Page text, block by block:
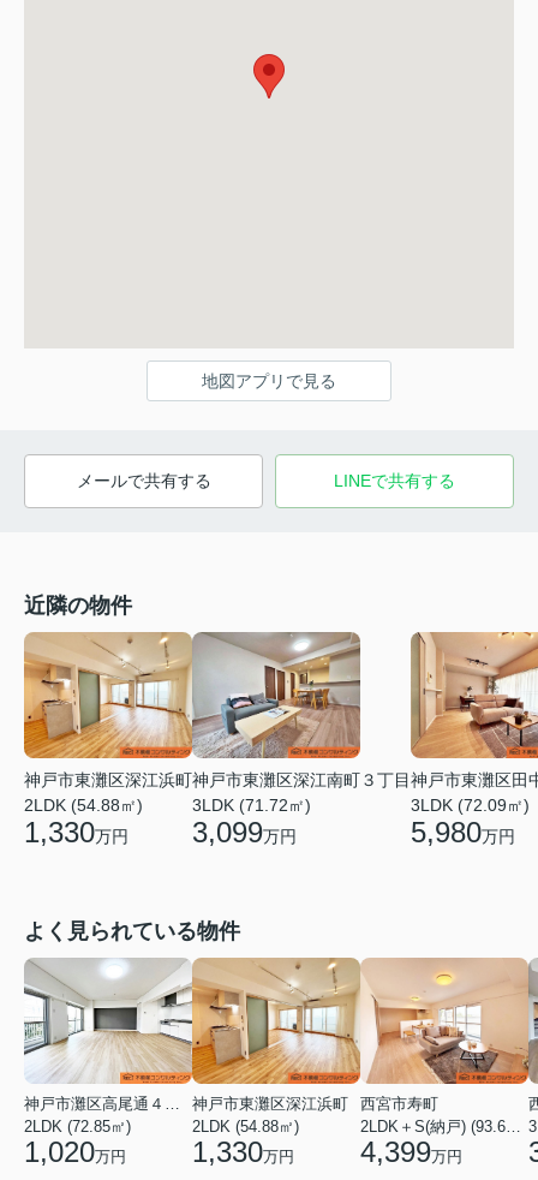
地図アプリで見る
メールで共有する LINEで共有する
近隣の物件
神戸市東灘区深江浜町
2LDK (54.88㎡)
1,330万円
神戸市東灘区深江南町３丁目
3LDK (71.72㎡)
3,099万円
神戸市東灘区田
3LDK (72.09㎡)
5,980万円
よく見られている物件
神戸市灘区高尾通４丁目
2LDK (72.85㎡)
1,020万円
神戸市東灘区深江浜町
2LDK (54.88㎡)
1,330万円
西宮市寿町
2LDK＋S(納戸) (93.60㎡)
4,399万円